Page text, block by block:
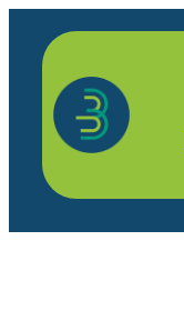
contenu